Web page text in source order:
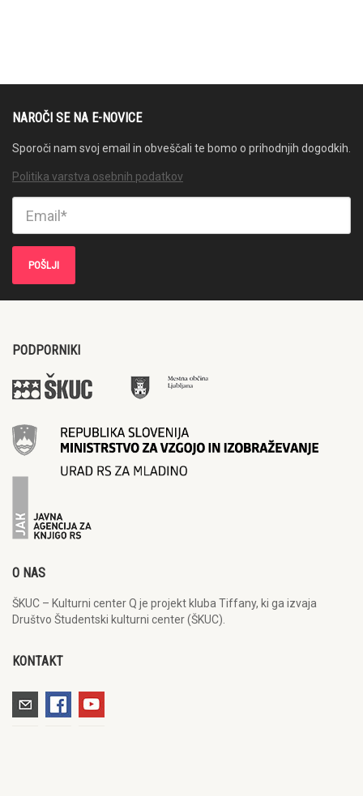
NAROČI SE NA E-NOVICE
Sporoči nam svoj email in obveščali te bomo o prihodnjih dogodkih.
Politika varstva osebnih podatkov
PODPORNIKI
O NAS
ŠKUC – Kulturni center Q je projekt kluba Tiffany, ki ga izvaja
Društvo Študentski kulturni center (ŠKUC).
KONTAKT